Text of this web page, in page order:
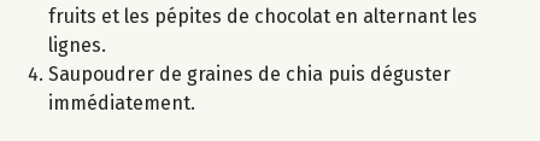
fruits et les pépites de chocolat en alternant les
lignes.
Saupoudrer de graines de chia puis déguster
immédiatement.